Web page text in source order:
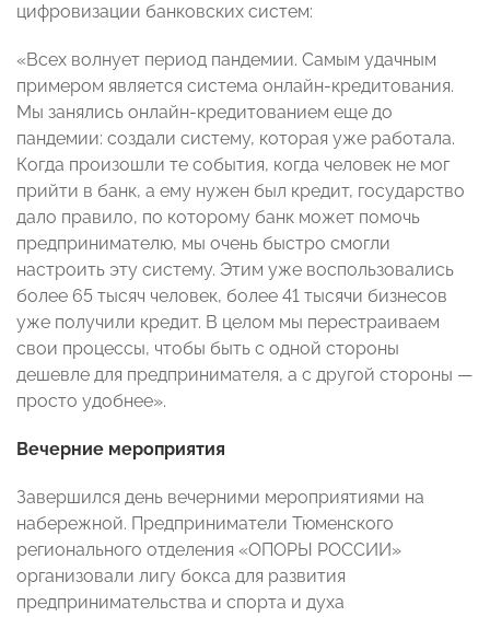
цифровизации банковских систем:
«Всех волнует период пандемии. Самым удачным
примером является система онлайн-кредитования.
Мы занялись онлайн-кредитованием еще до
пандемии: создали систему, которая уже работала.
Когда произошли те события, когда человек не мог
прийти в банк, а ему нужен был кредит, государство
дало правило, по которому банк может помочь
предпринимателю, мы очень быстро смогли
настроить эту систему. Этим уже воспользовались
более 65 тысяч человек, более 41 тысячи бизнесов
уже получили кредит. В целом мы перестраиваем
свои процессы, чтобы быть с одной стороны
дешевле для предпринимателя, а с другой стороны —
просто удобнее».
Вечерние мероприятия
Завершился день вечерними мероприятиями на
набережной. Предприниматели Тюменского
регионального отделения «ОПОРЫ РОССИИ»
организовали лигу бокса для развития
предпринимательства и спорта и духа